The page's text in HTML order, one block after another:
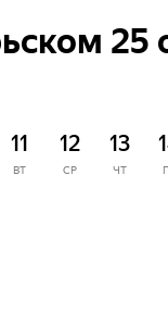
25
11
ВТ
12
СР
13
ЧТ